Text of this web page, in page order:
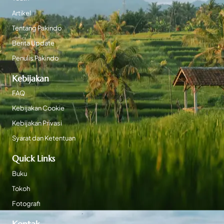
Artikel
Tentang Pakindo
Berita Update
Penulis Pakindo
Kebijakan
FAQ
Kebijakan Cookie
Kebijakan Privasi
Syarat dan Ketentuan
Quick Links
Buku
Tokoh
Fotografi